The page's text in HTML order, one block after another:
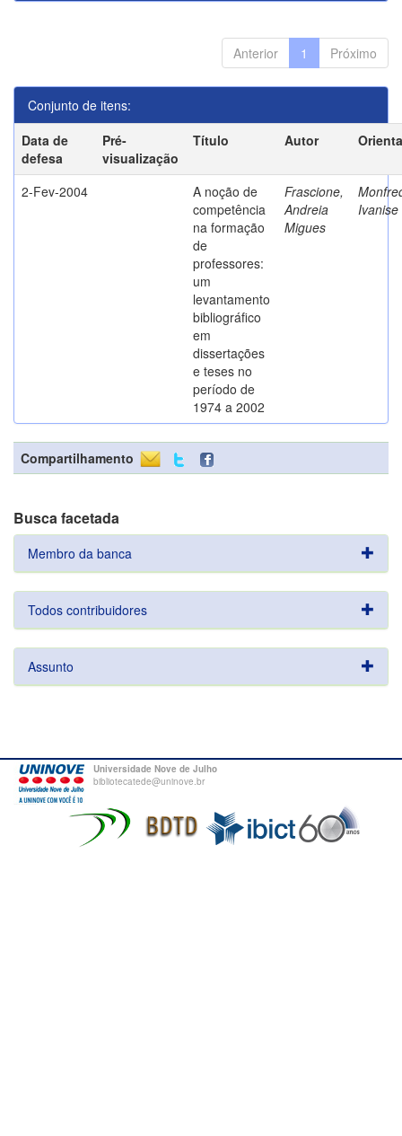
Anterior 1 Próximo
Conjunto de itens:
Data de
defesa
Pré-
visualização
Título Autor
2-Fev-2004
A noção de
competência
na formação
de
professores:
um
levantamento
bibliográfico
em
dissertações
e teses no
período de
1974 a 2002
Frascione,
Andreia
Migues
Ivanise
Compartilhamento
Busca facetada
Membro da banca
Todos contribuidores
Assunto
Universidade Nove de Julho
bibliotecatede@uninove.br